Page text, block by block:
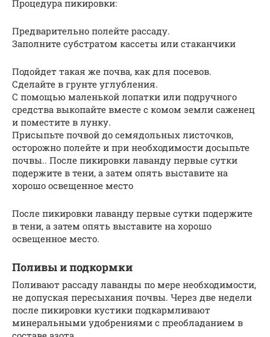
Процедура пикировки:
Предварительно полейте рассаду.
Заполните субстратом кассеты или стаканчики
Подойдет такая же почва, как для посевов.
Сделайте в грунте углубления.
С помощью маленькой лопатки или подручного
средства выкопайте вместе с комом земли саженец
и поместите в лунку.
Присыпьте почвой до семядольных листочков,
осторожно полейте и при необходимости досыпьте
почвы.. После пикировки лаванду первые сутки
подержите в тени, а затем опять выставите на
хорошо освещенное место
После пикировки лаванду первые сутки подержите
в тени, а затем опять выставите на хорошо
освещенное место.
Поливы и подкормки
Поливают рассаду лаванды по мере необходимости,
не допуская пересыхания почвы. Через две недели
после пикировки кустики подкармливают
минеральными удобрениями с преобладанием в